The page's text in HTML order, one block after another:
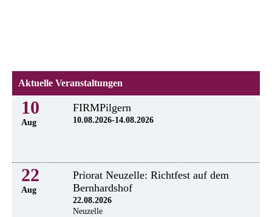
Aktuelle Veranstaltungen
10
Aug
FIRMPilgern
10.08.2026-14.08.2026
22
Aug
Priorat Neuzelle: Richtfest auf dem
Bernhardshof
22.08.2026
Neuzelle